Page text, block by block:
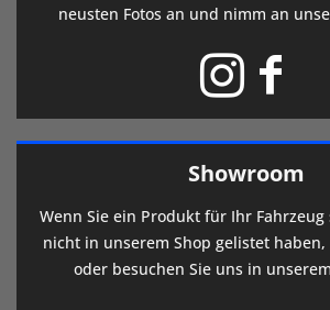
neusten Fotos an und nimm an
Showroom
Wenn Sie ein Produkt für Ihr
nicht in unserem Shop gelistet
oder besuchen Sie uns in